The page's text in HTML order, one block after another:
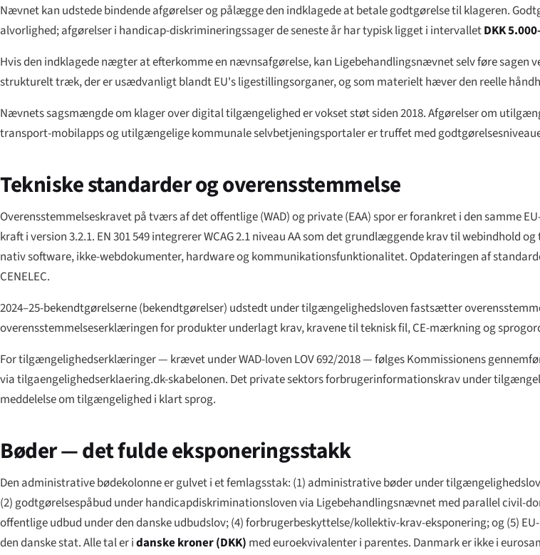
Nævnet kan udstede bindende afgørelser og pålægge den indklagede at betale godtgørelse til klageren.
alvorlighed; afgørelser i handicap-diskrimineringssager de seneste år har typisk ligget i intervalletDKK
Hvis den indklagede nægter at efterkomme en nævnsafgørelse, kan Ligebehandlingsnævnet selv føre sagen
strukturelt træk, der er usædvanligt blandt EU's ligestillingsorganer, og som materielt hæver den reelle
Nævnets sagsmængde om klager over digital tilgængelighed er vokset støt siden 2018. Afgørelser om
transport-mobilapps og utilgængelige kommunale selvbetjeningsportaler er truffet med
Tekniske standarder og overensstemmelse
Overensstemmelseskravet på tværs af det offentlige (WAD) og private (EAA) spor er forankret i den samme
kraft i version 3.2.1. EN 301 549 integrerer WCAG 2.1 niveau AA som det grundlæggende krav til webindhold
nativ software, ikke-webdokumenter, hardware og kommunikationsfunktionalitet. Opdateringen af
CENELEC.
2024–25-bekendtgørelserne (bekendtgørelser) udstedt under tilgængelighedsloven fastsætter
overensstemmelseserklæringen for produkter underlagt krav, kravene til teknisk fil, CE-mærkning og
For tilgængelighedserklæringer — krævet under WAD-loven LOV 692/2018 — følges Kommissionens
via tilgaengelighedserklaering.dk-skabelonen. Det private sektors forbrugerinformationskrav under
meddelelse om tilgængelighed i klart sprog.
Bøder — det fulde eksponeringsstakk
Den administrative bødekolonne er gulvet i et femlagsstak: (1) administrative bøder under
(2) godtgørelsespåbud under handicapdiskriminationsloven via Ligebehandlingsnævnet med parallel civil-
offentlige udbud under den danske udbudslov; (4) forbrugerbeskyttelse/kollektiv-krav-eksponering; og (5)
den danske stat. Alle tal er idanske kroner (DKK) med euroekvivalenter i parentes. Danmark erikkei